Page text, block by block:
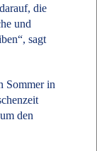
die
und
sagt
Sommer in
den